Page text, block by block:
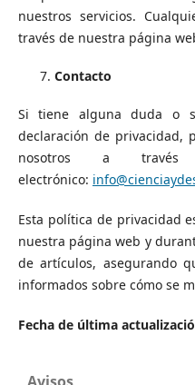
nuestros servicios.
través de nuestra página
Contacto
Si tiene alguna duda o
declaración de privacidad,
nosotros a
electrónico:
Esta política de privacidad
nuestra página web y
de artículos, asegurando
informados sobre cómo se
Fecha de última